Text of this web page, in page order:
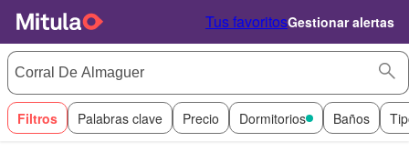
Tus favoritosGestionar alertas
Filtros Palabras clave Precio Dormitorios Baños